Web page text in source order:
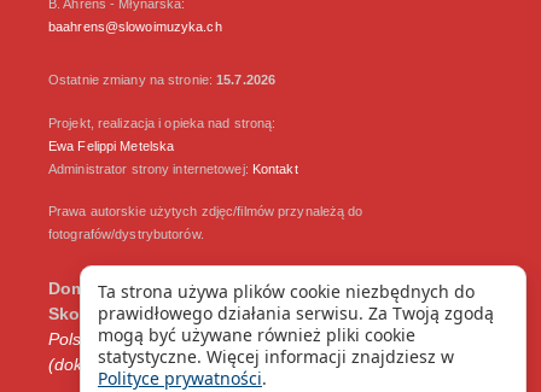
B. Ahrens - Młynarska:
baahrens@slowoimuzyka.ch
Ostatnie zmiany na stronie:15.7.2026
Projekt, realizacja i opieka nad stroną:
Ewa Felippi Metelska
Administrator strony internetowej: Kontakt
Prawa autorskie użytych zdjęc/filmów przynależą do
fotografów/dystrybutorów.
Dom Artystów Weteranów Scen Polskich w
Skolimowie: -> Dom Artystów Weteranów Scen
Polskich w Skolimowie składa Klubowi podziękowania
(dokument PDF, 2026)
Ta strona używa plików cookie niezbędnych do
prawidłowego działania serwisu. Za Twoją zgodą
mogą być używane również pliki cookie
statystyczne. Więcej informacji znajdziesz w
Polityce prywatności.